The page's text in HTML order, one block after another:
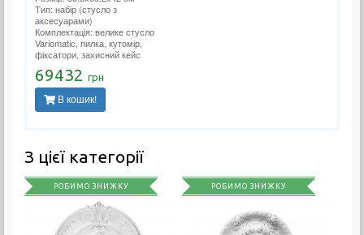
Тип: набір (стусло з
аксесуарами)
Комплектація: велике стусло
Variomatic, пилка, кутомір,
фіксатори, захисний кейс
69432 грн
В кошик!
З цієї категорії
РОБИМО ЗНИЖКУ РОБИМО ЗНИЖКУ